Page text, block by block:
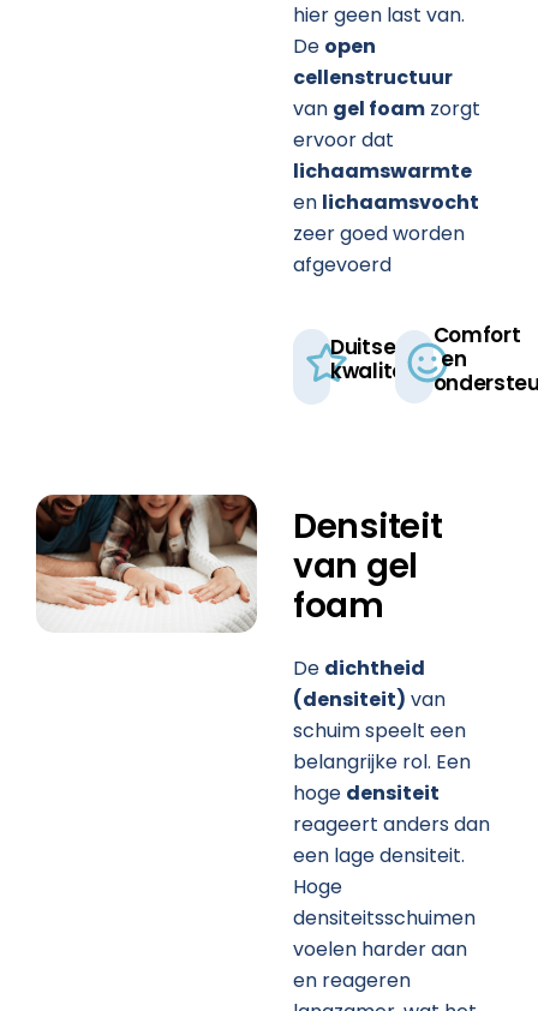
hier geen last van.
De open
cellenstructuur
van gel foam zorgt
ervoor dat
lichaamswarmte
en lichaamsvocht
zeer goed worden
afgevoerd
Duitse
kwaliteit​
Comfort
en
Densiteit
van gel
foam
De dichtheid
(densiteit) van
schuim speelt een
belangrijke rol. Een
hoge densiteit
reageert anders dan
een lage densiteit.
Hoge
densiteitsschuimen
voelen harder aan
en reageren